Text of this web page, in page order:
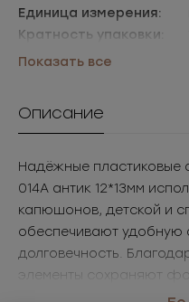
Единица измерения:
Кратность упаковки:
Упаковки:
Показать все
Описание
Надёжные пластиковые
014A антик 12*13мм
капюшонов, детской и
обеспечивают удобную
долговечность.
элементы сохраняют
Эта фурнитура для